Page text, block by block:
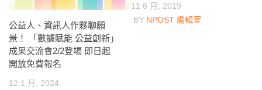
公益人、資訊人作夥聊願
景！ 「數據賦能 公益創新」
成果交流會2/2登場 即日起
開放免費報名
12 1 月, 2024
11 6 月, 2019
BY NPOST 編輯室